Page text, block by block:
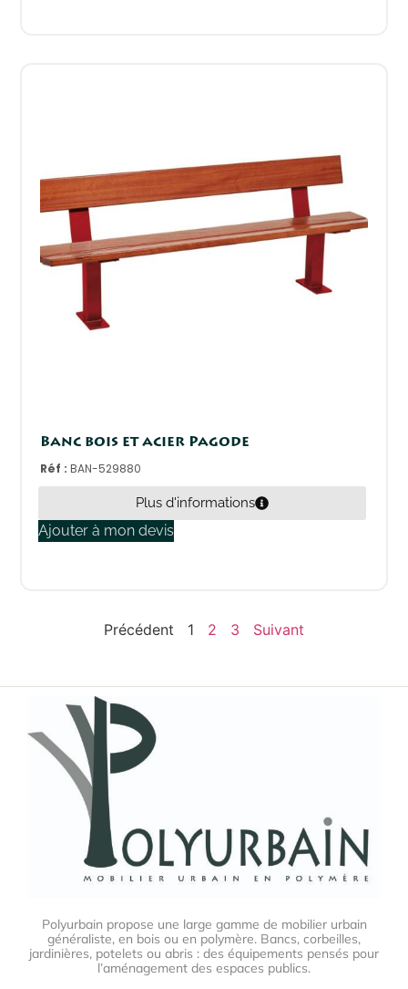
Banc bois et acier Pagode
Réf :BAN-529880
Plus d'informations
Ajouter à mon devis
Précédent 1 2 3 Suivant
Polyurbain propose une large gamme de mobilier urbain
généraliste, en bois ou en polymère. Bancs, corbeilles,
jardinières, potelets ou abris : des équipements pensés pour
l’aménagement des espaces publics.